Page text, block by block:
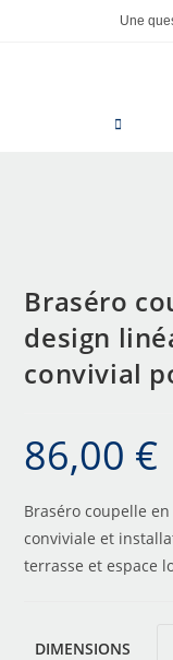
Une
Braséro
design
convivial
86,00 €
Braséro coupelle
conviviale et
terrasse et espace
DIMENSIONS